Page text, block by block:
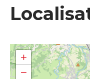
+
−